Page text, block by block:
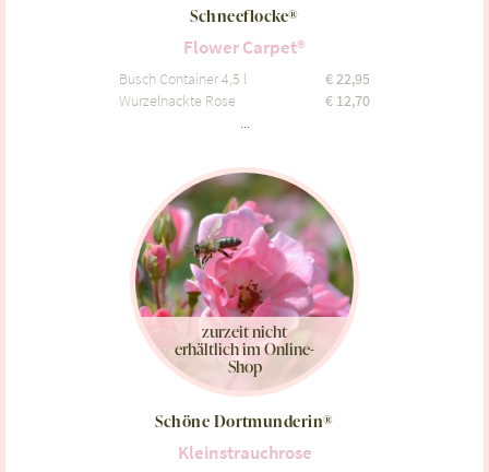
Schneeflocke®
Flower Carpet®
Busch Container 4,5 l €22,95
Wurzelnackte Rose
€ 12,70
...
zurzeit nicht
erhältlich im Online-
Shop
Schöne Dortmunderin®
Kleinstrauchrose